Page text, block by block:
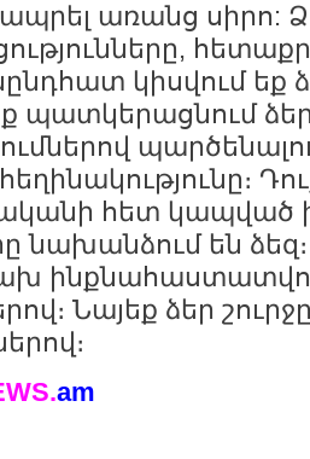
առանց սիրո:
կիսվում եք
պատկերացնում ձեր
հետ կապված
նախանձում են ձեզ։
Նայեք ձեր
am